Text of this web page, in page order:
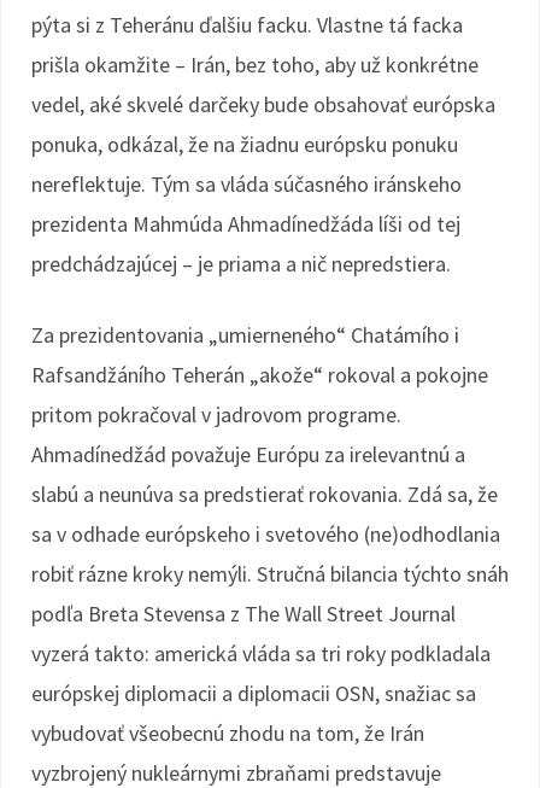
pýta si z Teheránu ďalšiu facku. Vlastne tá facka
prišla okamžite – Irán, bez toho, aby už konkrétne
vedel, aké skvelé darčeky bude obsahovať európska
ponuka, odkázal, že na žiadnu európsku ponuku
nereflektuje. Tým sa vláda súčasného iránskeho
prezidenta Mahmúda Ahmadínedžáda líši od tej
predchádzajúcej – je priama a nič nepredstiera.
Za prezidentovania „umierneného“ Chatámího i
Rafsandžáního Teherán „akože“ rokoval a pokojne
pritom pokračoval v jadrovom programe.
Ahmadínedžád považuje Európu za irelevantnú a
slabú a neunúva sa predstierať rokovania. Zdá sa, že
sa v odhade európskeho i svetového (ne)odhodlania
robiť rázne kroky nemýli. Stručná bilancia týchto snáh
podľa Breta Stevensa z The Wall Street Journal
vyzerá takto: americká vláda sa tri roky podkladala
európskej diplomacii a diplomacii OSN, snažiac sa
vybudovať všeobecnú zhodu na tom, že Irán
vyzbrojený nukleárnymi zbraňami predstavuje